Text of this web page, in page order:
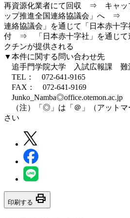
再資源化業者にて回収 ⇒ キャッ
ップ推進全国連絡協議会」へ ⇒
連絡協議会」を通じて「日本赤十
付 ⇒ 「日本赤十字社」を通じて
クチンが提供される
▼本件に関する問い合わせ先
追手門学院大学 入試広報課 難
TEL： 072-641-9165
FAX： 072-641-9169
Junko_Namba◎office.otemon.ac.jp
（注）「◎」は「＠」（アットマ
さい
印刷する print